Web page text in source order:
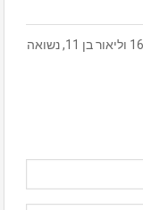
יועצת נדל"ן ברימקס כ 11 שנים, אמא לרוני בן 16 וליאור בן 11, נשואה